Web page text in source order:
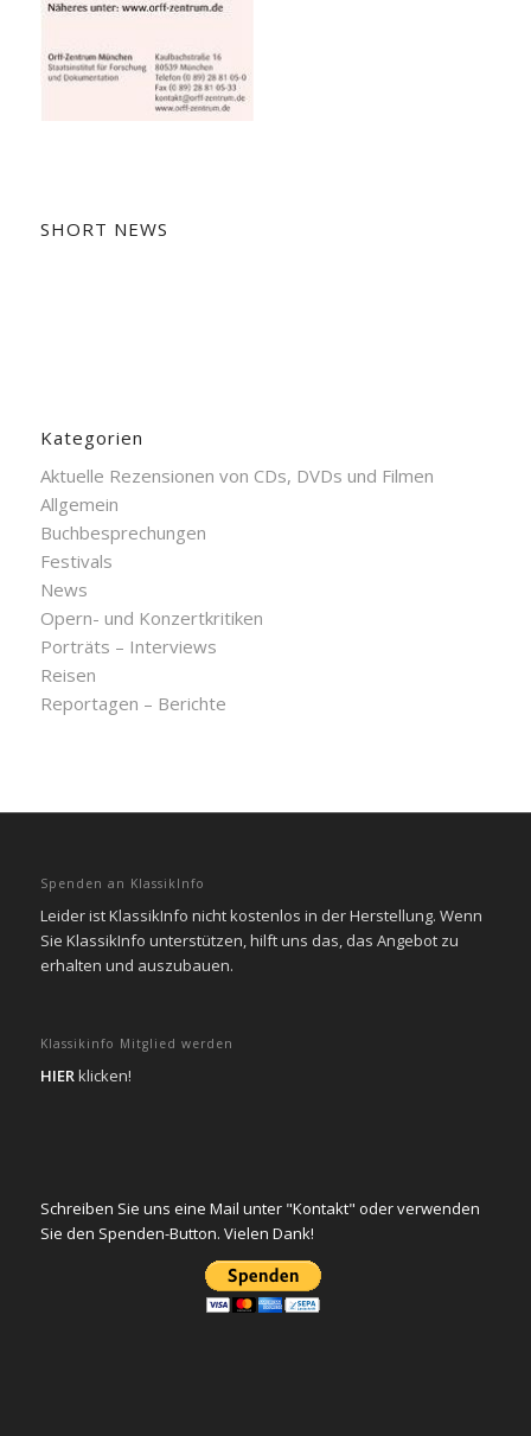
SHORT NEWS
Kategorien
Aktuelle Rezensionen von CDs, DVDs und Filmen
Allgemein
Buchbesprechungen
Festivals
News
Opern- und Konzertkritiken
Porträts – Interviews
Reisen
Reportagen – Berichte
Spenden an KlassikInfo
Leider ist KlassikInfo nicht kostenlos in der Herstellung. Wenn
Sie KlassikInfo unterstützen, hilft uns das, das Angebot zu
erhalten und auszubauen.
Klassikinfo Mitglied werden
HIERklicken!
Schreiben Sie uns eine Mail unter "Kontakt" oder verwenden
Sie den Spenden-Button. Vielen Dank!